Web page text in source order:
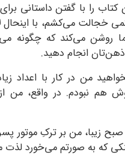
را با گفتن داستانی
خجالت می‌کشم، با اینحال
روشن می‌کند که چگونه
انجام دهید.
من در کار با اعداد
هم نبودم. در واقع، من
زیبا، من بر ترکِ موتور
که به صورتم می‌خورد لذت